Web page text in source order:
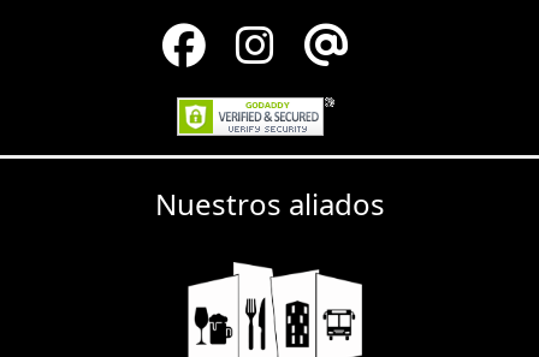
Nuestros aliados